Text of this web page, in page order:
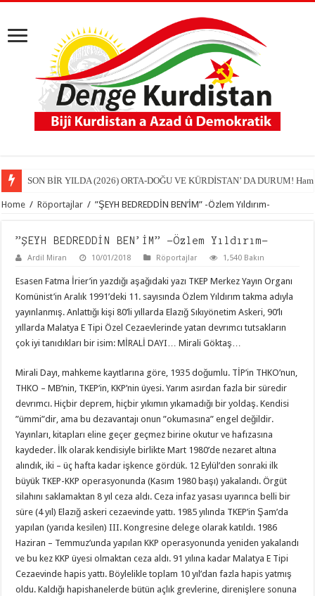
SON BİR YILDA (2026) ORTA-DOĞU VE KÜRDİSTAN’ DA DURUM!
Home / Röportajlar / ”ŞEYH BEDREDDİN BEN’İM” -Özlem Yıldırım-
”ŞEYH BEDREDDİN BEN’İM” -Özlem Yıldırım-
Ardil Miran 10/01/2018 Röportajlar 1,540 Bakın
Esasen Fatma İrier’in yazdığı aşağıdaki yazı TKEP Merkez Yayın Organı
Komünist’in Aralık 1991’deki 11. sayısında Özlem Yıldırım takma adıyla
yayınlanmış. Anlattığı kişi 80’li yıllarda Elazığ Sıkıyönetim Askeri, 90’lı
yıllarda Malatya E Tipi Özel Cezaevlerinde yatan devrımcı tutsakların
çok iyi tanıdıkları bir isim: MİRALİ DAYI… Mirali Göktaş…
Mirali Dayı, mahkeme kayıtlarına göre, 1935 doğumlu. TİP’in THKO’nun,
THKO – MB’nin, TKEP’in, KKP’nin üyesi. Yarım asırdan fazla bir süredir
devrımcı. Hiçbir deprem, hiçbir yıkımın yıkamadığı bir yoldaş. Kendisi
”ümmi”dir, ama bu dezavantajı onun ”okumasına” engel değildir.
Yayınları, kitapları eline geçer geçmez birine okutur ve hafızasına
kaydeder. İlk olarak kendisiyle birlikte Mart 1980’de nezaret altına
alındık, iki – üç hafta kadar işkence gördük. 12 Eylül’den sonraki ilk
büyük TKEP-KKP operasyonunda (Kasım 1980 başı) yakalandı. Örgüt
silahını saklamaktan 8 yıl ceza aldı. Ceza infaz yasası uyarınca belli bir
süre (4 yıl) Elazığ askeri cezaevinde yattı. 1985 yılında TKEP’in Şam’da
yapılan (yarıda kesilen) III. Kongresine delege olarak katıldı. 1986
Haziran – Temmuz’unda yapılan KKP operasyonunda yeniden yakalandı
ve bu kez KKP üyesi olmaktan ceza aldı. 91 yılına kadar Malatya E Tipi
Cezaevinde hapis yattı. Böylelikle toplam 10 yıl’dan fazla hapis yatmış
oldu. Kaldığı hapishanelerde bütün açlık grevlerine, direnişlere sonuna